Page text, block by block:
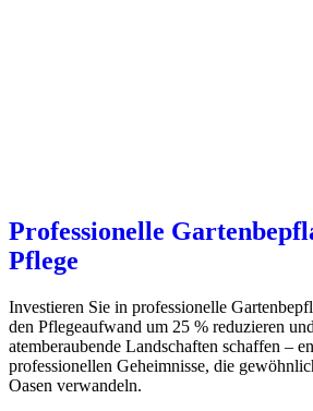
Professionelle
Pflege
Investieren Sie in professionelle
den Pflegeaufwand um 25 % reduzieren
atemberaubende Landschaften schaffen –
professionellen Geheimnisse, die
Oasen verwandeln.